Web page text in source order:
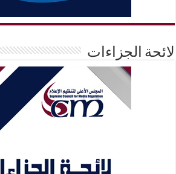
لائحة الجزاءات